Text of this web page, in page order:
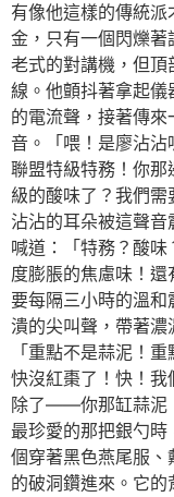
有像他這樣的傳統
金，只有一個閃爍著
老式的對講機，但
線。他顫抖著拿起
的電流聲，接著傳
音。「喂！是廖沾
聯盟特級特務！你那
級的酸味了？我們
沾沾的耳朵被這聲
喊道：「特務？酸
度膨脹的焦慮味！
要每隔三小時的溫
潰的尖叫聲，帶著濃
「重點不是蒜泥！
快沒紅棗了！快！我
除了——你那缸蒜泥
最珍愛的那把銀勺
個穿著黑色燕尾服
的破洞鑽進來。它的